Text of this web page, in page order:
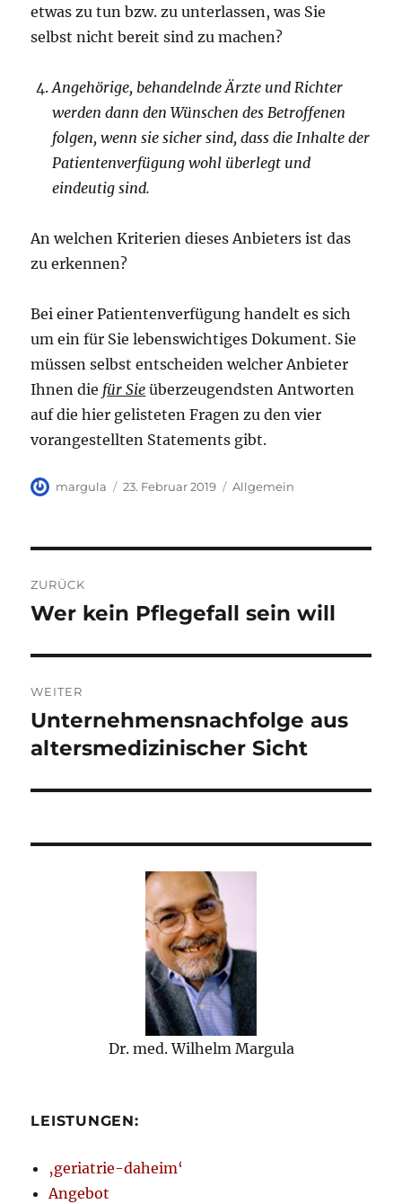
etwas zu tun bzw. zu unterlassen, was Sie
selbst nicht bereit sind zu machen?
Angehörige, behandelnde Ärzte und Richter
werden dann den Wünschen des Betroffenen
folgen, wenn sie sicher sind, dass die Inhalte der
Patientenverfügung wohl überlegt und
eindeutig sind.
An welchen Kriterien dieses Anbieters ist das
zu erkennen?
Bei einer Patientenverfügung handelt es sich
um ein für Sie lebenswichtiges Dokument. Sie
müssen selbst entscheiden welcher Anbieter
Ihnen die für Sie überzeugendsten Antworten
auf die hier gelisteten Fragen zu den vier
vorangestellten Statements gibt.
Autor
margula
Veröffentlicht
23. Februar 2019 Kategorien
Allgemein
ZURÜCK
Vorheriger
Wer kein Pflegefall sein will
WEITER
Nächster
Beitrag:
Unternehmensnachfolge aus
altersmedizinischer Sicht
Dr. med. Wilhelm Margula
LEISTUNGEN:
‚geriatrie-daheim‘
Angebot